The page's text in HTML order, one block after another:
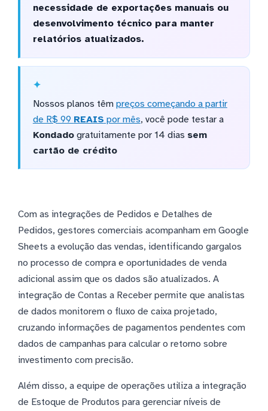
necessidade de exportações manuais ou
desenvolvimento técnico para manter
relatórios atualizados.
Nossos planos têm preços começando a partir
de R$ 99 REAIS por mês, você pode testar a
Kondadogratuitamente por 14 dias sem
cartão de crédito
Com as integrações de Pedidos e Detalhes de
Pedidos, gestores comerciais acompanham em Google
Sheets a evolução das vendas, identificando gargalos
no processo de compra e oportunidades de venda
adicional assim que os dados são atualizados. A
integração de Contas a Receber permite que analistas
de dados monitorem o fluxo de caixa projetado,
cruzando informações de pagamentos pendentes com
dados de campanhas para calcular o retorno sobre
investimento com precisão.
Além disso, a equipe de operações utiliza a integração
de Estoque de Produtos para gerenciar níveis de